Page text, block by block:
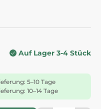
Auf Lager 3-4 Stück
5–10 Tage
10–14 Tage